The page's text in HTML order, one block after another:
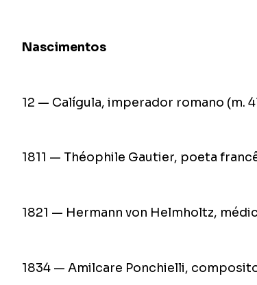
Nascimentos
12 — Calígula, imperador romano (m.
1811 — Théophile Gautier, poeta
1821 — Hermann von Helmholtz,
1834 — Amilcare Ponchielli,